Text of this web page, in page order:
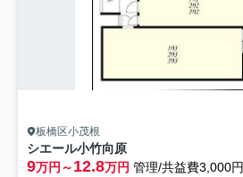
板橋区小茂根
シエール小竹向原
9万円～12.8万円 管理/共益費3,000円